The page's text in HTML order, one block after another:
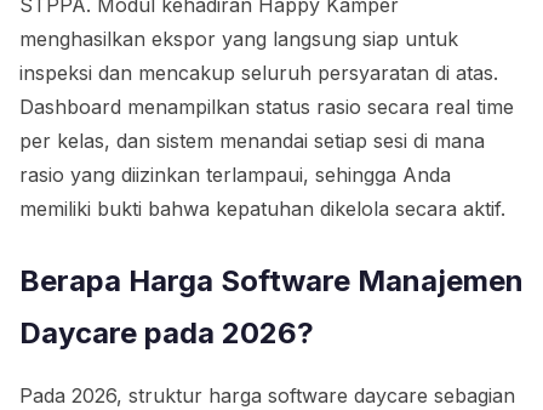
STPPA. Modul kehadiran Happy Kamper
menghasilkan ekspor yang langsung siap untuk
inspeksi dan mencakup seluruh persyaratan di atas.
Dashboard menampilkan status rasio secara real time
per kelas, dan sistem menandai setiap sesi di mana
rasio yang diizinkan terlampaui, sehingga Anda
memiliki bukti bahwa kepatuhan dikelola secara aktif.
Berapa Harga Software Manajemen
Daycare pada 2026?
Pada 2026, struktur harga software daycare sebagian